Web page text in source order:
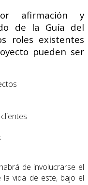
afirmación y
de la Guía del
roles existentes
pueden ser
de involucrarse el
la vida de este, bajo el